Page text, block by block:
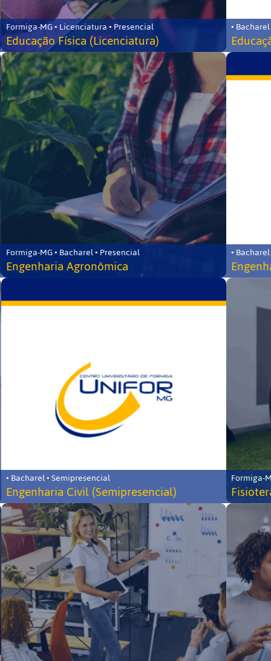
Formiga-MG • Licenciatura • Presencial
Educação Física (Licenciatura)
•
Formiga-MG • Bacharel • Presencial
Engenharia Agronômica
•
• Bacharel • Semipresencial
Engenharia Civil (Semipresencial)
Formiga-